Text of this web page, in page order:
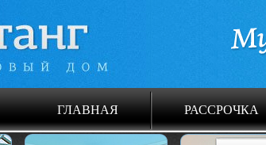
ГЛАВНАЯ РАССРОЧКА